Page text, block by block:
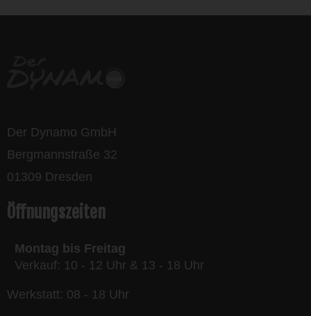
Der Dynamo GmbH
Bergmannstraße 32
01309 Dresden
Öffnungszeiten
Montag bis Freitag
Verkauf: 10 - 12 Uhr & 13 - 18 Uhr
Werkstatt: 08 - 18 Uhr